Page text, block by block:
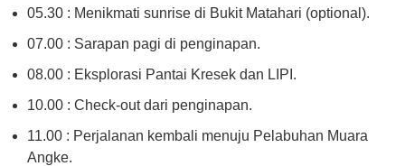
05.30 : Menikmati sunrise di Bukit Matahari (optional).
07.00 : Sarapan pagi di penginapan.
08.00 : Eksplorasi Pantai Kresek dan LIPI.
10.00 : Check-out dari penginapan.
11.00 : Perjalanan kembali menuju Pelabuhan Muara
Angke.